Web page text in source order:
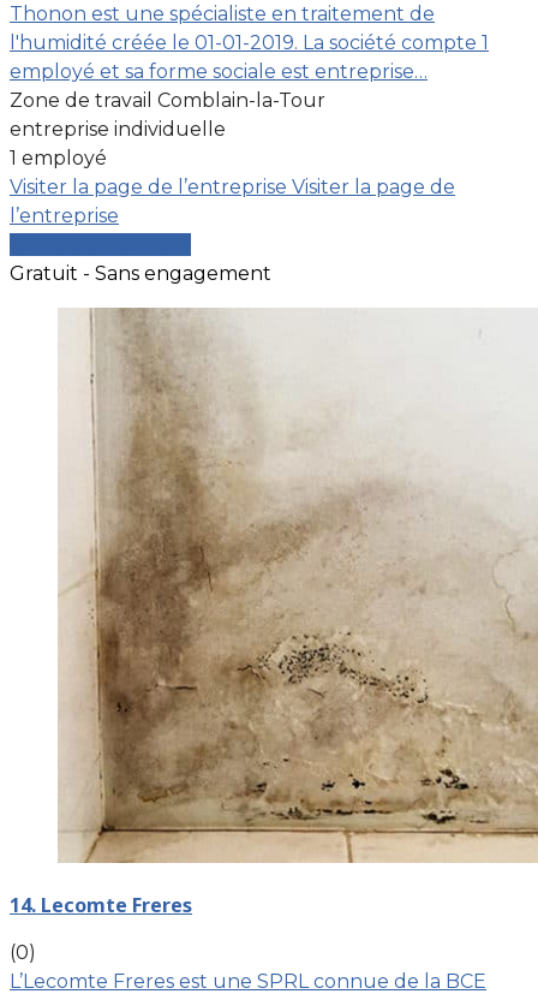
Thonon est une spécialiste en traitement de
l'humidité créée le 01-01-2019. La société compte 1
employé et sa forme sociale est entreprise…
Zone de travail Comblain-la-Tour
entreprise individuelle
1 employé
Visiter la page de l’entreprise Visiter la page de
l’entreprise
Gratuit - Sans engagement
14. Lecomte Freres
(0)
L’Lecomte Freres est une SPRL connue de la BCE